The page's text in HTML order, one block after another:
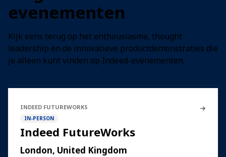
evenementen
Kijk eens terug op het enthousiasme, thought
leadership en de innovatieve productdemonstraties die
je alleen kunt vinden op Indeed-evenementen.
INDEED FUTUREWORKS
IN-PERSON
Indeed FutureWorks
London, United Kingdom